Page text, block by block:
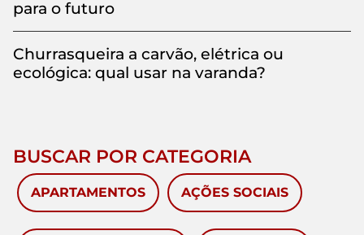
para o futuro
Churrasqueira a carvão, elétrica ou
ecológica: qual usar na varanda?
BUSCAR POR CATEGORIA
APARTAMENTOS AÇÕES SOCIAIS